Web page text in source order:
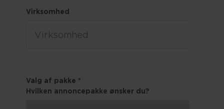
Virksomhed
Valg af pakke *
Hvilken annoncepakke ønsker du?